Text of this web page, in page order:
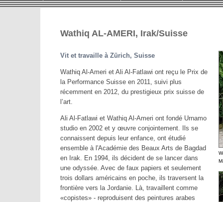
Wathiq AL-AMERI, Irak/Suisse
Vit et travaille à Zürich, Suisse
Wathiq Al-Ameri et Ali Al-Fatlawi ont reçu le Prix de
la Performance Suisse en 2011, suivi plus
récemment en 2012, du prestigieux prix suisse de
l’art.
Ali Al-Fatlawi et Wathiq Al-Ameri ont fondé Urnamo
studio en 2002 et y œuvre conjointement. Ils se
connaissent depuis leur enfance, ont étudié
ensemble à l'Académie des Beaux Arts de Bagdad
en Irak. En 1994, ils décident de se lancer dans
une odyssée. Avec de faux papiers et seulement
trois dollars américains en poche, ils traversent la
frontière vers la Jordanie. Là, travaillent comme
«copistes» - reproduisent des peintures arabes